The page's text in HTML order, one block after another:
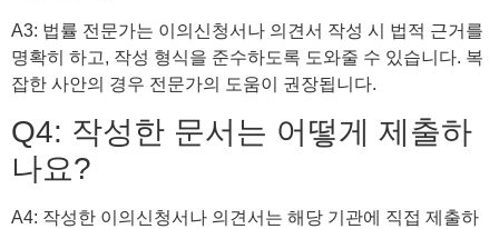
A3: 법률 전문가는 이의신청서나 의견서 작성 시 법적 근거를
명확히 하고, 작성 형식을 준수하도록 도와줄 수 있습니다. 복
잡한 사안의 경우 전문가의 도움이 권장됩니다.
Q4: 작성한 문서는 어떻게 제출하
나요?
A4: 작성한 이의신청서나 의견서는 해당 기관에 직접 제출하